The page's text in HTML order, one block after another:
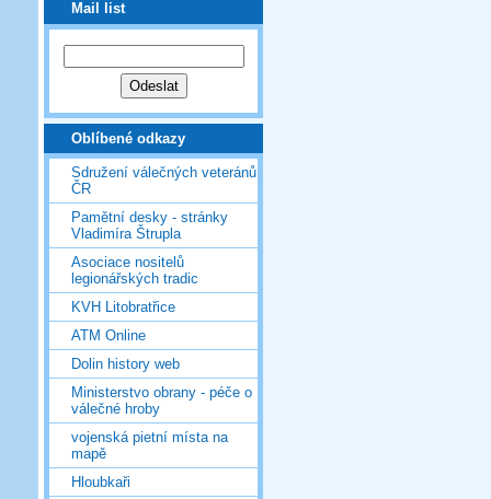
Mail list
Oblíbené odkazy
Sdružení válečných veteránů
ČR
Pamětní desky - stránky
Vladimíra Štrupla
Asociace nositelů
legionářských tradic
KVH Litobratřice
ATM Online
Dolin history web
Ministerstvo obrany - péče o
válečné hroby
vojenská pietní místa na
mapě
Hloubkaři